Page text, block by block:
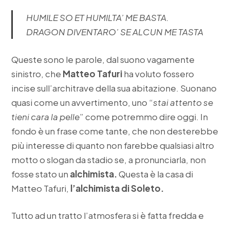
HUMILE SO ET HUMILTA’ ME BASTA.
DRAGON DIVENTARO’ SE ALCUN ME TASTA
Queste sono le parole, dal suono vagamente
sinistro, che Matteo Tafuriha voluto fossero
incise sull’architrave della sua abitazione. Suonano
quasi come un avvertimento, uno “stai attento se
tieni cara la pelle” come potremmo dire oggi. In
fondo è un frase come tante, che non desterebbe
più interesse di quanto non farebbe qualsiasi altro
motto o slogan da stadio se, a pronunciarla, non
fosse stato un alchimista.Questa è la casa di
Matteo Tafuri, l’alchimista di Soleto.
Tutto ad un tratto l’atmosfera si è fatta fredda e